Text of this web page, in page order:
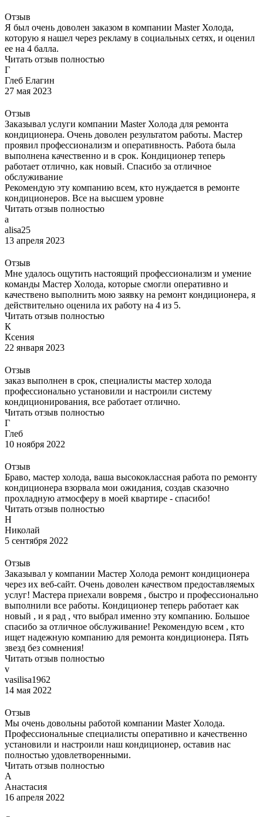
Отзыв
Я был очень доволен заказом в компании Master Холода,
которую я нашел через рекламу в социальных сетях, и оценил
ее на 4 балла.
Читать отзыв полностью
Г
Глеб Елагин
27 мая 2023
Отзыв
Заказывал услуги компании Master Холода для ремонта
кондиционера. Очень доволен результатом работы. Мастер
проявил профессионализм и оперативность. Работа была
выполнена качественно и в срок. Кондиционер теперь
работает отлично, как новый. Спасибо за отличное
обслуживание
Рекомендую эту компанию всем, кто нуждается в ремонте
кондиционеров. Все на высшем уровне
Читать отзыв полностью
a
alisa25
13 апреля 2023
Отзыв
Мне удалось ощутить настоящий профессионализм и умение
команды Мастер Холода, которые смогли оперативно и
качествено выполнить мою заявку на ремонт кондиционера, я
действительно оценила их работу на 4 из 5.
Читать отзыв полностью
К
Ксения
22 января 2023
Отзыв
заказ выполнен в срок, специалисты мастер холода
профессионально установили и настроили систему
кондиционирования, все работает отлично.
Читать отзыв полностью
Г
Глеб
10 ноября 2022
Отзыв
Браво, мастер холода, ваша высококлассная работа по ремонту
кондиционера взорвала мои ожидания, создав сказочно
прохладную атмосферу в моей квартире - спасибо!
Читать отзыв полностью
Н
Николай
5 сентября 2022
Отзыв
Заказывал у компании Мастер Холода ремонт кондиционера
через их веб-сайт. Очень доволен качеством предоставляемых
услуг! Мастера приехали вовремя , быстро и профессионально
выполнили все работы. Кондиционер теперь работает как
новый , и я рад , что выбрал именно эту компанию. Большое
спасибо за отличное обслуживание! Рекомендую всем , кто
ищет надежную компанию для ремонта кондиционера. Пять
звезд без сомнения!
Читать отзыв полностью
v
vasilisa1962
14 мая 2022
Отзыв
Мы очень довольны работой компании Master Холода.
Профессиональные специалисты оперативно и качественно
установили и настроили наш кондиционер, оставив нас
полностью удовлетворенными.
Читать отзыв полностью
А
Анастасия
16 апреля 2022